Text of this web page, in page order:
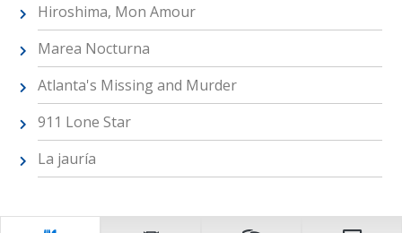
Hiroshima, Mon Amour
Marea Nocturna
Atlanta's Missing and Murder
911 Lone Star
La jauría